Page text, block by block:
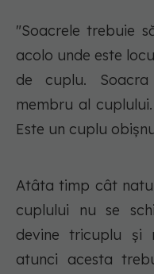
"Soacrele trebuie
acolo unde este
de cuplu.
membru al
Este un cuplu
Atâta timp cât
cuplului nu se
devine tricuplu și
atunci acesta